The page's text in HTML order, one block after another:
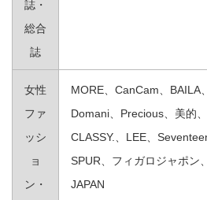
誌・
総合
誌
女性
ファ
ッシ
ョ
ン・
MORE、CanCam、BAILA
Domani、Precious、美的
CLASSY.、LEE、
SPUR、フィガロジャポン
JAPAN